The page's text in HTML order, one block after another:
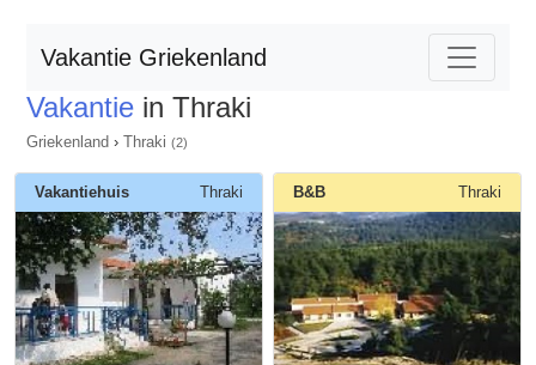
Vakantie Griekenland
Vakantie in Thraki
Griekenland › Thraki (2)
Vakantiehuis Thraki B&B Thraki